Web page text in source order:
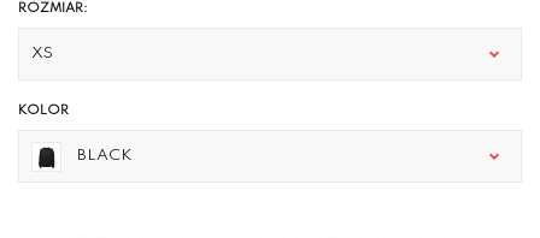
ROZMIAR:
XS
KOLOR
BLACK